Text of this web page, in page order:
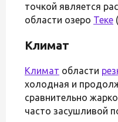
точкой является
области озеро Теке
Климат
Климат области
холодная и
сравнительно
часто засушливой